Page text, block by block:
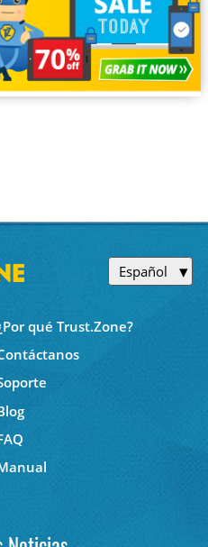
Español
qué Trust.Zone?